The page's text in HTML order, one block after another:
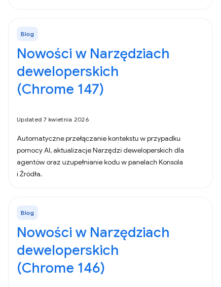
Blog
Nowości w Narzędziach
deweloperskich
(Chrome 147)
Updated 7 kwietnia 2026
Automatyczne przełączanie kontekstu w przypadku
pomocy AI, aktualizacje Narzędzi deweloperskich dla
agentów oraz uzupełnianie kodu w panelach Konsola
i Źródła.
Blog
Nowości w Narzędziach
deweloperskich
(Chrome 146)